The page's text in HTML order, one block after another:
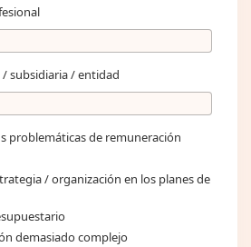
subsidiaria / entidad
problemáticas de remuneración
/ organización en los planes de
demasiado complejo